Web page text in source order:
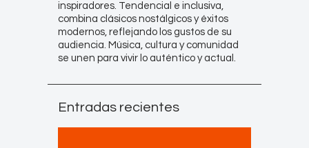
inspiradores. Tendencial e inclusiva,
combina clásicos nostálgicos y éxitos
modernos, reflejando los gustos de su
audiencia. Música, cultura y comunidad
se unen para vivir lo auténtico y actual.
Entradas recientes